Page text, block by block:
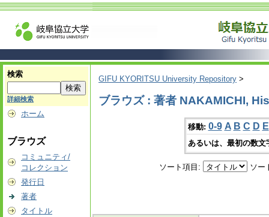
検索
詳細検索
ホーム
ブラウズ
コミュニティ/
コレクション
発行日
著者
タイトル
GIFU KYORITSU University Repository >
ブラウズ : 著者 NAKAMICHI,
移動: 0-9 A B C D E
あるいは、最初の数
ソート項目: ソー